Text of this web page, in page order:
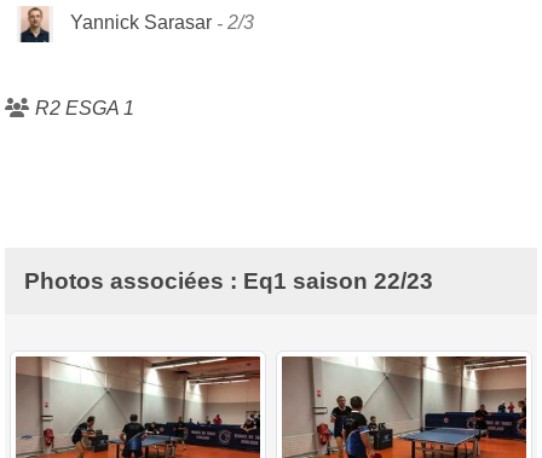
Yannick Sarasar 2/3
R2 ESGA 1
Photos associées : Eq1 saison 22/23